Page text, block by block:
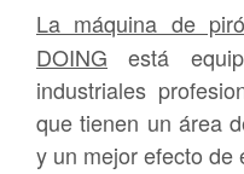
La máquina de
DOING está
industriales
que tienen un área
y un mejor efecto de